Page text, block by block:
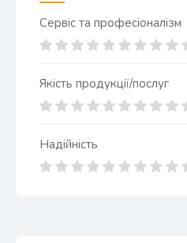
Сервіс та професіоналізм
Якість продукції/послуг
Надійність